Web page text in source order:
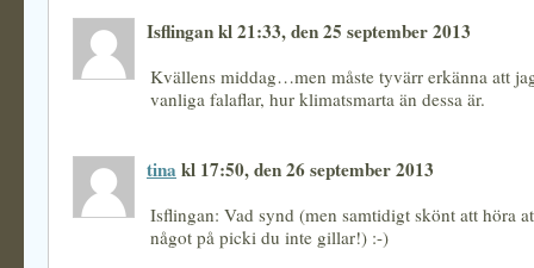
Isflingan kl 21:33, den 25 september 2013
Kvällens middag…men måste tyvärr erkänna att
vanliga falaflar, hur klimatsmarta än dessa är.
tina kl 17:50, den 26 september 2013
Isflingan: Vad synd (men samtidigt skönt att höra
något på picki du inte gillar!) :-)